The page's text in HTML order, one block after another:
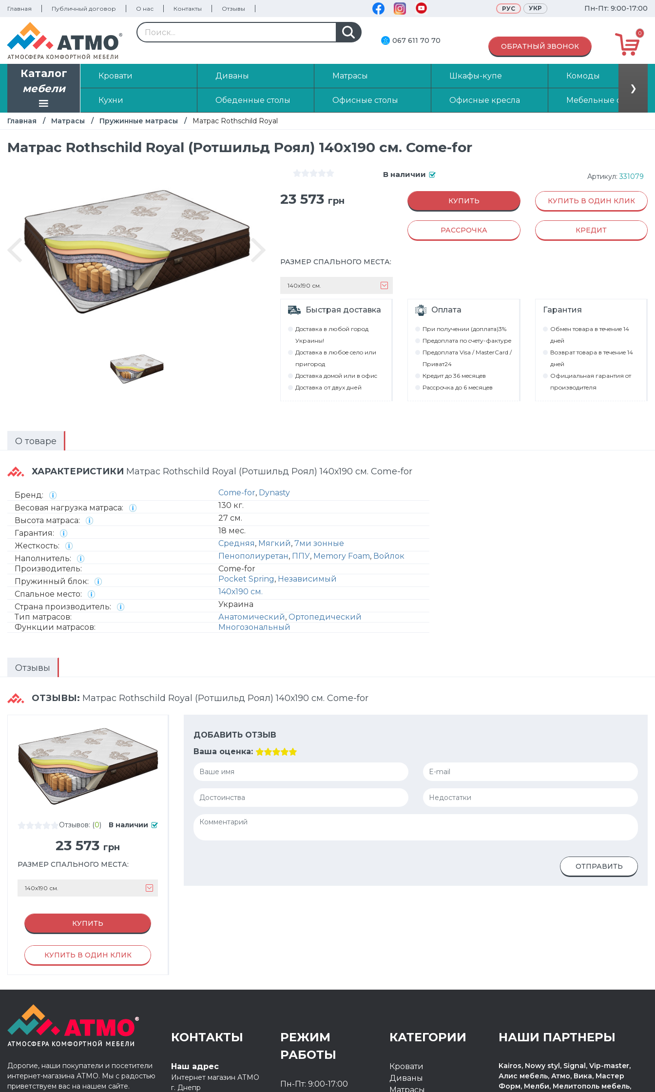
Главная Публичный договор О нас Контакты Отзывы РУС УКР Пн-Пт: 9:00-17:00
067 611 70 70
ОБРАТНЫЙ ЗВОНОК
0
Каталог
мебели
Кровати Диваны Матрасы Шкафы-купе Комоды
Кухни Обеденные столы Офисные столы Офисные кресла Мебельные стенки
❯
Главная Матрасы Пружинные матрасы Матрас Rothschild Royal
Матрас Rothschild Royal (Ротшильд Роял) 140х190 см. Come-for
В наличии Артикул:331079
23 573 грн КУПИТЬ КУПИТЬ В ОДИН КЛИК
РАССРОЧКА КРЕДИТ
РАЗМЕР СПАЛЬНОГО МЕСТА:
140х190 см.
Быстрая доставка
Дocтaвкa в любoй гoрoд
Укрaины!
Дocтaвкa в любoe ceлo или
пригoрoд
Дocтaвкa дoмoй или в oфиc
Дocтaвкa от двух дней
Оплата
При пoлyчeнии (дoплaтa)3%
Прeдoплaтa пo cчeтy-фaктyрe
Прeдoплaтa Visa / MasterCard /
Привaт24
Крeдит дo 36 мecяцeв
Рaccрoчкa дo 6 мecяцeв
Гарантия
Обмeн тoвaрa в тeчeниe 14
днeй
Вoзврaт тoвaрa в тeчeниe 14
днeй
Официaльнaя гaрaнтия oт
прoизвoдитeля
О товаре
ХАРАКТЕРИСТИКИ Матрас Rothschild Royal (Ротшильд Роял) 140х190 см. Come-for
Бренд: Come-for, Dynasty
Весовая нагрузка матраса:
130 кг.
Высота матраса:
27 см.
Гарантия:
18 мес.
Жесткость:
Средняя, Мягкий, 7ми зонные
Наполнитель:
Пенополиуретан, ППУ, Memory Foam, Войлок
Производитель:
Come-for
Пружинный блок:
Pocket Spring, Независимый
Спальное место:
140х190 см.
Страна производитель:
Украина
Тип матрасов:
Анатомический, Ортопедический
Функции матрасов:
Многозональный
Отзывы
ОТЗЫВЫ: Матрас Rothschild Royal (Ротшильд Роял) 140х190 см. Come-for
Отзывов: (0) В наличии
23 573 грн
РАЗМЕР СПАЛЬНОГО МЕСТА:
140х190 см.
КУПИТЬ
КУПИТЬ В ОДИН КЛИК
ДОБАВИТЬ ОТЗЫВ
Ваша оценка:
ОТПРАВИТЬ
Дорогие, наши покупатели и посетители
интернет-магазина АТМО. Мы с радостью
приветствуем вас на нашем сайте.
КОНТАКТЫ
Наш адрес
Интернет магазин АТМО
г. Днепр
РЕЖИМ
РАБОТЫ
Пн-Пт: 9:00-17:00
КАТЕГОРИИ
Кровати
Диваны
Матрасы
НАШИ ПАРТНЕРЫ
Kairos, Nowy styl, Signal, Vip-master,
Алис мебель, Атмо, Вика, Мастер
Форм, Мелби, Мелитополь мебель,